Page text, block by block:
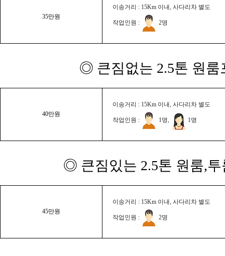
35만원
이송거리 : 15Km 이내, 사다리차 별도
작업인원 : 2명
◎ 큰짐없는 2.5톤 원룸
40만원
이송거리 : 15Km 이내, 사다리차 별도
작업인원 : 1명, 1명
◎ 큰짐있는 2.5톤 원룸,
45만원
이송거리 : 15Km 이내, 사다리차 별도
작업인원 : 2명